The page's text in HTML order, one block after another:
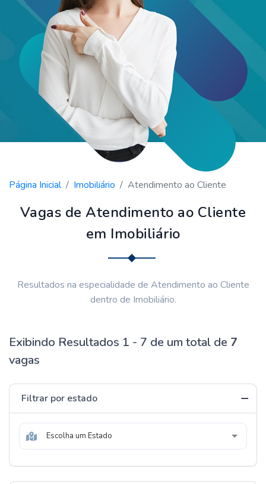
Página Inicial Imobiliário Atendimento ao Cliente
Vagas de Atendimento ao Cliente
em Imobiliário
Resultados na especialidade de Atendimento ao Cliente
dentro de Imobiliário.
Exibindo Resultados 1 - 7 de um total de 7
vagas
Filtrar por estado
Escolha um Estado